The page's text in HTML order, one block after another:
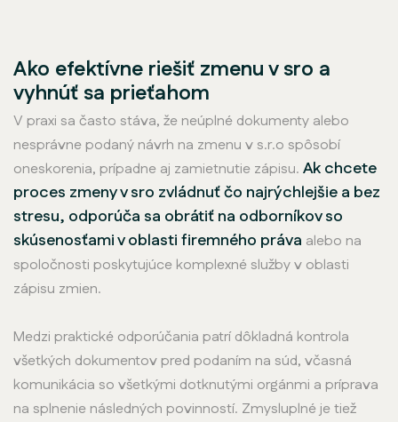
Ako efektívne riešiť zmenu v sro a
vyhnúť sa prieťahom
V praxi sa často stáva, že neúplné dokumenty alebo
nesprávne podaný návrh na zmenu v s.r.o spôsobí
oneskorenia, prípadne aj zamietnutie zápisu. Ak chcete
proces zmeny v sro zvládnuť čo najrýchlejšie a bez
stresu, odporúča sa obrátiť na odborníkov so
skúsenosťami v oblasti firemného práva alebo na
spoločnosti poskytujúce komplexné služby v oblasti
zápisu zmien.
Medzi praktické odporúčania patrí dôkladná kontrola
všetkých dokumentov pred podaním na súd, včasná
komunikácia so všetkými dotknutými orgánmi a príprava
na splnenie následných povinností. Zmysluplné je tiež